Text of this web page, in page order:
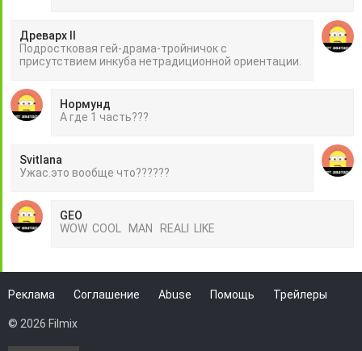
Древарх II
Подростковая гей-драма-тройничок с
присутствием инкуба нетрадиционной ориентации.
Нормунд
А где 1 часть???
Svitlana
Ужас.это вообще что??????
GEO
WOW COOL MAN REALI LIKE
Реклама Соглашение Abuse Помощь Трейлеры
© 2026 Filmix